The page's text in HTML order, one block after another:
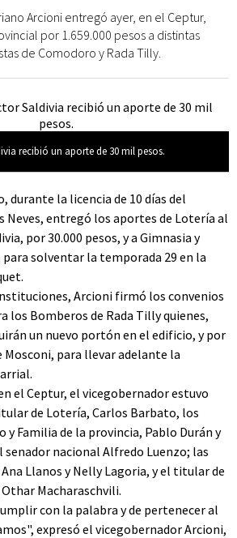
Arcioni entregó ayer, en el Ceptur,
por 1.659.000 pesos a distintas
de Comodoro y Rada Tilly.
recibió un aporte de 30 mil pesos.
durante la licencia de 10 días del
Neves, entregó los aportes de Lotería al
por 30.000 pesos, y a Gimnasia y
para solventar la temporada 29 en la
Arcioni firmó los convenios
los Bomberos de Rada Tilly quienes,
un nuevo portón en el edificio, y por
Mosconi, para llevar adelante la
el Ceptur, el vicegobernador estuvo
de Lotería, Carlos Barbato, los
y Familia de la provincia, Pablo Durán y
senador nacional Alfredo Luenzo; las
Llanos y Nelly Lagoria, y el titular de
Macharaschvili.
con la palabra y de pertenecer al
expresó el vicegobernador Arcioni,